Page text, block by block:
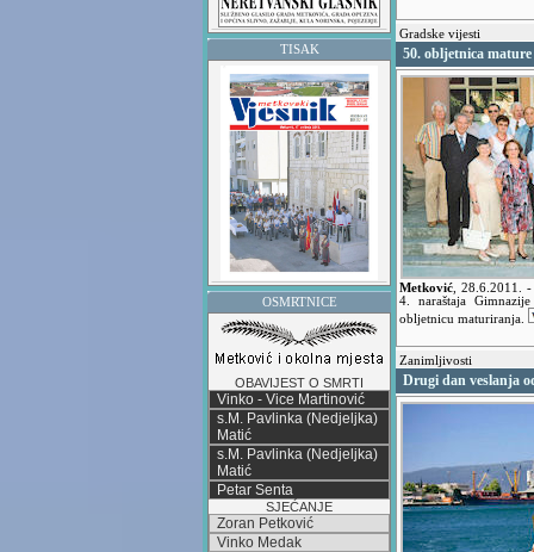
TISAK
OSMRTNICE
OBAVIJEST O SMRTI
Vinko - Vice Martinović
s.M. Pavlinka (Nedjeljka)
Matić
s.M. Pavlinka (Nedjeljka)
Matić
Petar Senta
SJEĆANJE
Zoran Petković
Vinko Medak
Gradske vijesti
50. obljetnica
Metković ,28.6.2011.-
4. naraštaja
obljetnicu maturiranja.
Zanimljivosti
Drugi dan veslanja